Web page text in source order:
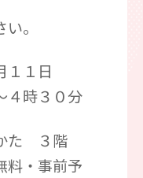
。
１１日
４時３０分
かた ３階
・事前予